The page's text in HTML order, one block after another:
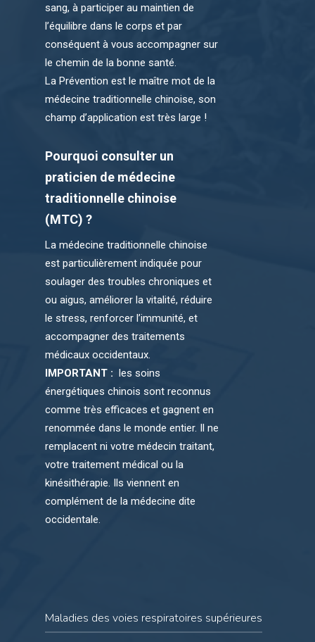
sang, à participer au maintien de
l’équilibre dans le corps et par
conséquent à vous accompagner sur
le chemin de la bonne santé.
La Prévention est le maître mot de la
médecine traditionnelle chinoise, son
champ d’application est très large !
Pourquoi consulter un
praticien de médecine
traditionnelle chinoise
(MTC) ?
La médecine traditionnelle chinoise
est particulièrement indiquée pour
soulager des troubles chroniques et
ou aigus, améliorer la vitalité, réduire
le stress, renforcer l’immunité, et
accompagner des traitements
médicaux occidentaux.
IMPORTANT : les soins
énergétiques chinois sont reconnus
comme très efficaces et gagnent en
renommée dans le monde entier. Il ne
remplacent ni votre médecin traitant,
votre traitement médical ou la
kinésithérapie. Ils viennent en
complément de la médecine dite
occidentale.
Maladies des voies respiratoires supérieures